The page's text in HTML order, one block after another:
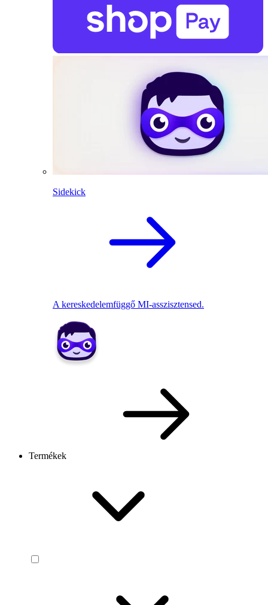
Sidekick
A kereskedelemfüggő MI-asszisztensed.
Termékek